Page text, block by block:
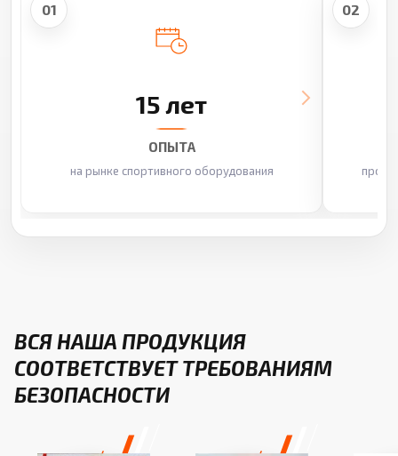
01
15 лет
ОПЫТА
на рынке спортивного оборудования
02
ВСЯ НАША ПРОДУКЦИЯ
СООТВЕТСТВУЕТ ТРЕБОВАНИЯМ
БЕЗОПАСНОСТИ